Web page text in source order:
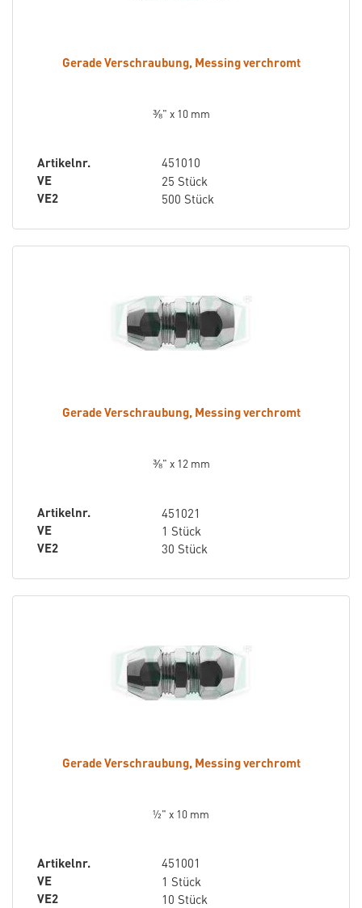
Gerade Verschraubung, Messing verchromt
⅜" x 10 mm
Artikelnr.
451010
VE
25 Stück
VE2
500 Stück
Gerade Verschraubung, Messing verchromt
⅜" x 12 mm
Artikelnr.
451021
VE
1 Stück
VE2
30 Stück
Gerade Verschraubung, Messing verchromt
½" x 10 mm
Artikelnr.
451001
VE
1 Stück
VE2
10 Stück